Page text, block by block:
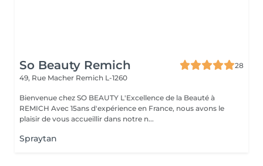
So Beauty Remich
28
49, Rue Macher Remich L-1260
Bienvenue chez SO BEAUTY L'Excellence de la Beauté à
REMICH Avec 15ans d'expérience en France, nous avons le
plaisir de vous accueillir dans notre n...
Spraytan